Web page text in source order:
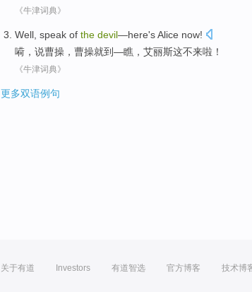
《牛津词典》
Well speak of the devil—here'sAlice now!
嗬 ， 说曹操 ，曹操就到—瞧 ， 艾丽斯这不来啦 ！
《牛津词典》
更多双语例句
关于有道 Investors 有道智选 官方博客 技术博